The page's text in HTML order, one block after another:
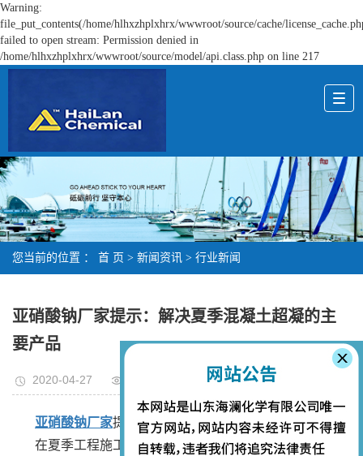
Warning:
file_put_contents(/home/hlhxzhplxhrx/wwwroot/source/cache/
failed to open stream: Permission denied in
/home/hlhxzhplxhrx/wwwroot/source/model/api.class.php on line 217
您当前的位置 ： 首 页 > 新闻资讯 > 行业新闻
亚硝酸钠厂家提示：解决夏季混凝土超凝的主
要产品
2020-04-27
亚硝酸钠厂家提示：解决夏季混凝土超凝的主要产品
在夏季工程施工过程中，为了减少混凝土材料受到高温